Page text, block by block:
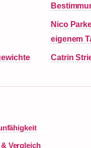
Nico
eigenem
Catrin
Vergleich